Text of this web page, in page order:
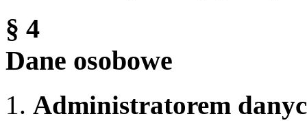
§ 4
Dane osobowe
Administratorem